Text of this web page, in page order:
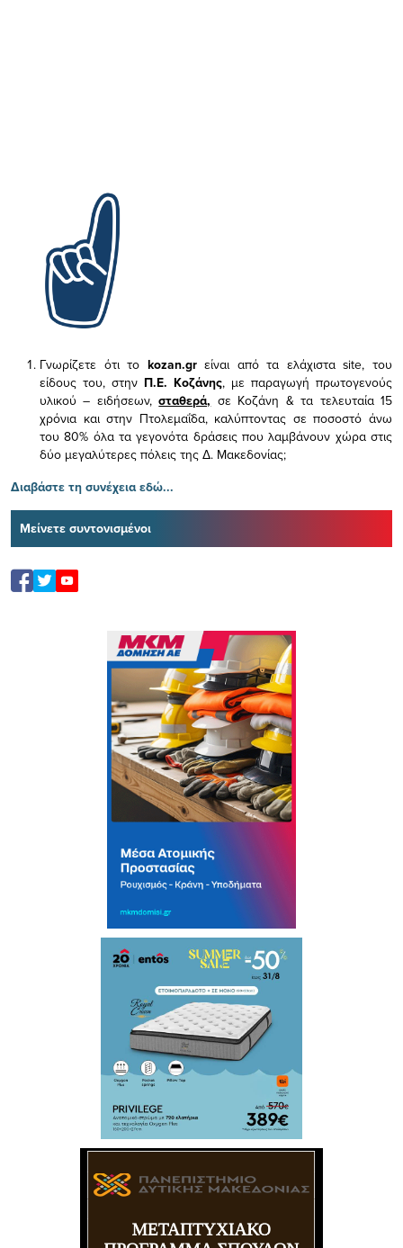
Γνωρίζετε ότι το kozan.gr είναι από τα ελάχισταsite, του
είδους του, στην Π.Ε. Κοζάνης, με παραγωγή πρωτογενούς
υλικού – ειδήσεων,σταθερά, σε Κοζάνη & τα τελευταία 15
χρόνια και στην Πτολεμαΐδα, καλύπτοντας σε ποσοστό άνω
του 80% όλα τα γεγονότα δράσεις που λαμβάνουν χώρα στις
δύο μεγαλύτερες πόλεις της Δ. Μακεδονίας;
Διαβάστε τη συνέχεια εδώ...
Μείνετε συντονισμένοι